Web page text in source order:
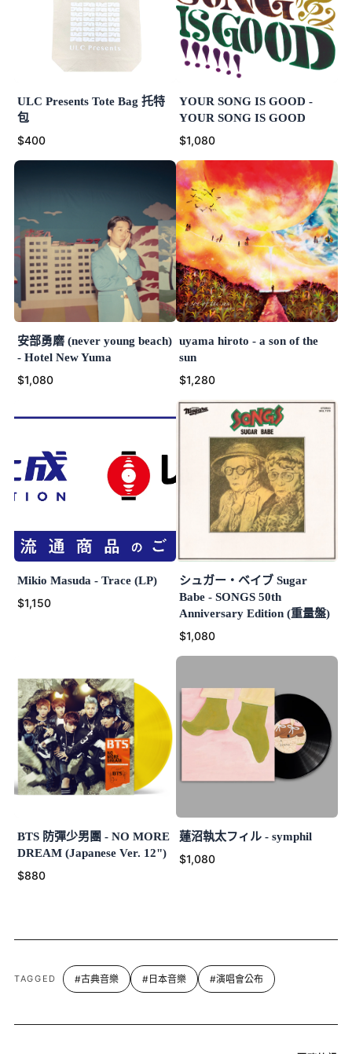
ULC Presents Tote Bag 托特
包
$400
YOUR SONG IS GOOD -
YOUR SONG IS GOOD
$1,080
安部勇磨 (never young beach)
- Hotel New Yuma
$1,080
uyama hiroto - a son of the
sun
$1,280
Mikio Masuda - Trace (LP)
$1,150
シュガー・ベイブ Sugar
Babe - SONGS 50th
Anniversary Edition (重量盤)
$1,080
BTS 防彈少男團 - NO MORE
DREAM (Japanese Ver. 12")
$880
蓮沼執太フィル - symphil
$1,080
TAGGED #古典音樂 #日本音樂 #演唱會公布